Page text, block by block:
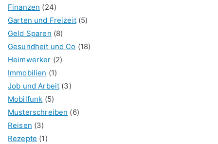
Finanzen (24)
Garten und Freizeit(5)
Geld Sparen (8)
Gesundheit und Co (18)
Heimwerker (2)
Immobilien (1)
Job und Arbeit (3)
Mobilfunk (5)
Musterschreiben (6)
Reisen (3)
Rezepte (1)